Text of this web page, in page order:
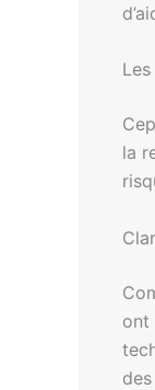
la
ont